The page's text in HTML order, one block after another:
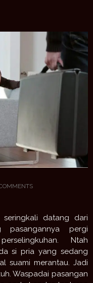
datang dari
pergi
Ntah
si pria yang sedang
suami merantau. Jadi
Waspadai pasangan